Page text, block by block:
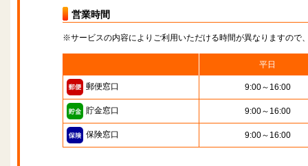
営業時間
※サービスの内容によりご利用いただける時間が異なりますので
平日
郵便窓口 9:00～16:00
貯金窓口 9:00～16:00
保険窓口 9:00～16:00